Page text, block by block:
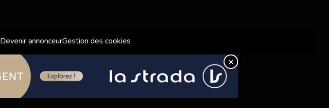
Devenir annonceurGestion des cookies
×